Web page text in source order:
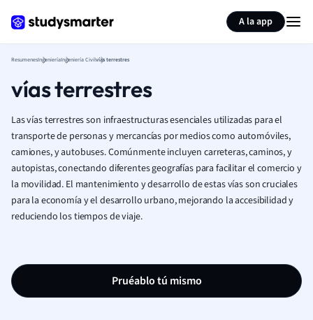
A la app
ResumenesIngenieríaIngeniería Civilvías terrestres
vías terrestres
Las vías terrestres son infraestructuras esenciales utilizadas para el
transporte de personas y mercancías por medios como automóviles,
camiones, y autobuses. Comúnmente incluyen carreteras, caminos, y
autopistas, conectando diferentes geografías para facilitar el comercio y
la movilidad. El mantenimiento y desarrollo de estas vías son cruciales
para la economía y el desarrollo urbano, mejorando la accesibilidad y
reduciendo los tiempos de viaje.
Pruéablo tú mismo
Resumir página